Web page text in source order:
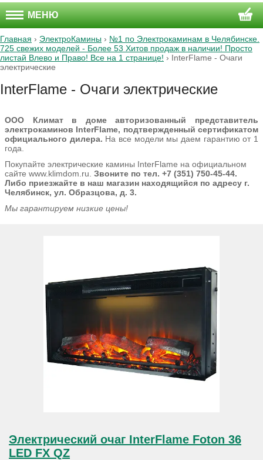
МЕНЮ
Главная › ЭлектроКамины › №1 по Электрокаминам в Челябинске.
725 свежих моделей - Более 53 Хитов продаж в наличии! Просто
листай Влево и Право! Все на 1 странице! › InterFlame - Очаги
электрические
InterFlame - Очаги электрические
ООО Климат в доме авторизованный представитель
электрокаминов InterFlame, подтвержденный сертификатом
официального дилера. На все модели мы даем гарантию от 1
года.
Покупайте электрические камины InterFlame на официальном
сайте www.klimdom.ru. Звоните по тел. +7 (351) 750-45-44.
Либо приезжайте в наш магазин находящийся по адресу г.
Челябинск, ул. Образцова, д. 3.
Мы гарантируем низкие цены!
Электрический очаг InterFlame Foton 36
LED FX QZ